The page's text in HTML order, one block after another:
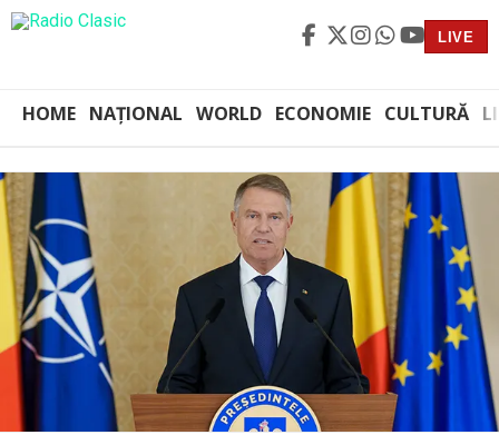
LIVE
HOME NAȚIONAL WORLD ECONOMIE CULTURĂ